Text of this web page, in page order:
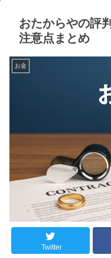
おたからやの評
注意点まとめ
お金
Twitter